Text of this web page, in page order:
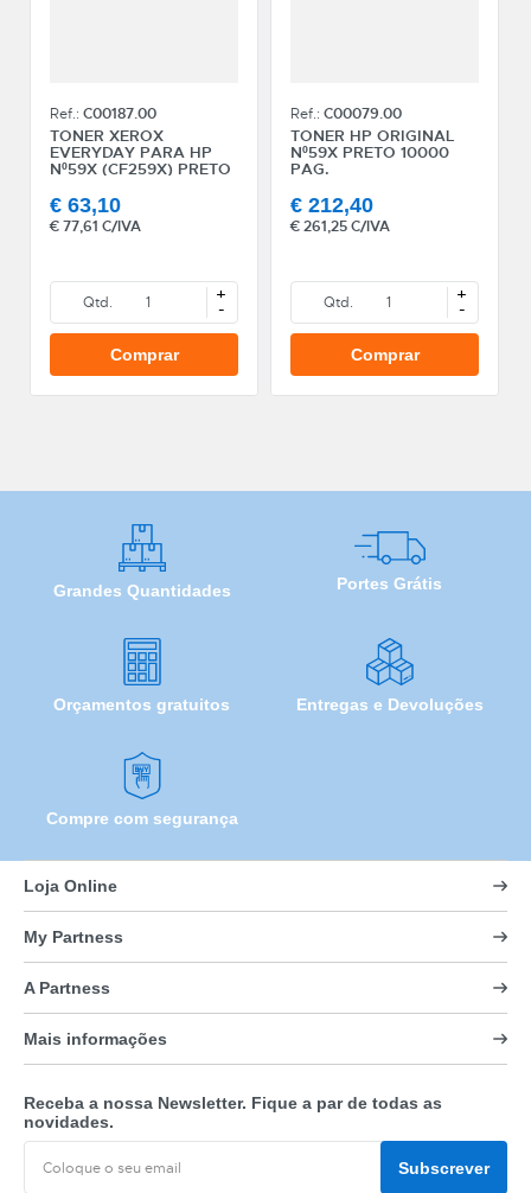
Ref.: C00187.00
TONER XEROX
EVERYDAY PARA HP
Nº59X (CF259X) PRETO
€ 63,10
€77,61 C/IVA
Qtd. +
-
Comprar
Ref.: C00079.00
TONER HP ORIGINAL
Nº59X PRETO 10000
PAG.
€ 212,40
€261,25 C/IVA
Qtd. +
-
Comprar
Grandes Quantidades Portes Grátis
Orçamentos gratuitos Entregas e Devoluções
Compre com segurança
Loja Online
My Partness
A Partness
Mais informações
Receba a nossa Newsletter. Fique a par de todas as
novidades.
Subscrever